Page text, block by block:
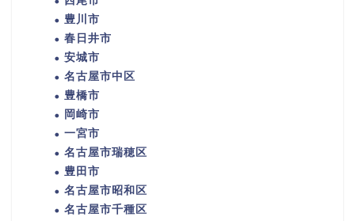
豊川市
春日井市
安城市
名古屋市中区
豊橋市
岡崎市
一宮市
名古屋市瑞穂区
豊田市
名古屋市昭和区
名古屋市千種区